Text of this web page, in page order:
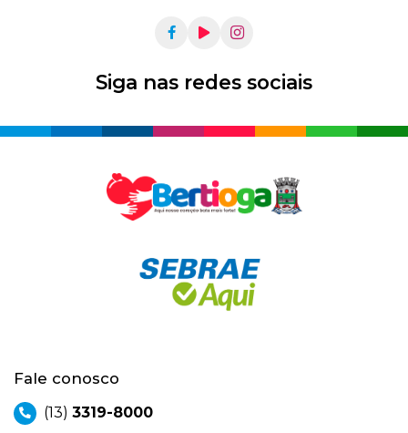
Siga nas redes sociais
Fale conosco
(13) 3319-8000